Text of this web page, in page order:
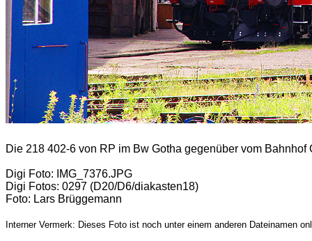
Die 218 402-6 von RP im Bw Gotha gegenüber vom Bahnhof
Digi Foto: IMG_7376.JPG
Digi Fotos: 0297 (D20/D6/diakasten18)
Foto: Lars Brüggemann
Interner Vermerk: Dieses Foto ist noch unter einem anderen Dateinamen